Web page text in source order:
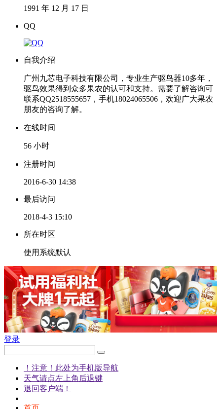
1991 年 12 月 17 日
QQ
自我介绍
广州九芯电子科技有限公司，专业生产驱鸟器10多年，
驱鸟效果得到众多果农的认可和支持。需要了解咨询可
联系QQ2518555657，手机18024065506，欢迎广大果农
朋友的咨询了解。
在线时间
56 小时
注册时间
2016-6-30 14:38
最后访问
2018-4-3 15:10
所在时区
使用系统默认
登录
！注意！此处为手机版导航
天气请点左上角后退键
退回客户端！